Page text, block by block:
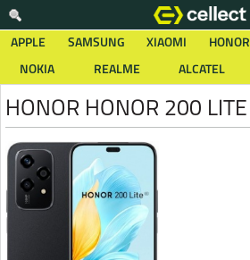
APPLE SAMSUNG XIAOMI HONOR
NOKIA
REALME ALCATEL
HONOR HONOR 200 LITE